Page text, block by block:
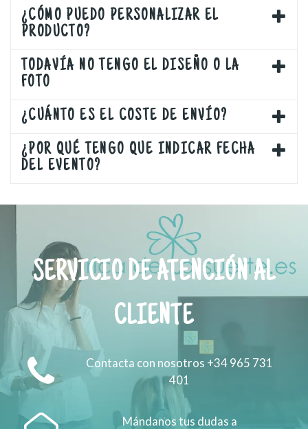
¿CÓMO PUEDO PERSONALIZAR EL
PRODUCTO?
TODAVÍA NO TENGO EL DISEÑO O LA
FOTO
¿CUÁNTO ES EL COSTE DE ENVÍO?
¿POR QUÉ TENGO QUE INDICAR FECHA
DEL EVENTO?
SERVICIO DE ATENCIÓN AL
CLIENTE
Contacta con nosotros +34 965 731
401
Mándanos tus dudas a